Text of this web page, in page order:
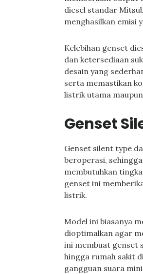
diesel standar
menghasilkan emisi
Kelebihan genset
dan ketersediaan
desain yang
serta memastikan
listrik utama
Genset
Genset silent type
beroperasi,
membutuhkan
genset ini
listrik.
Model ini biasanya
dioptimalkan agar
ini membuat genset
hingga rumah sakit
gangguan suara